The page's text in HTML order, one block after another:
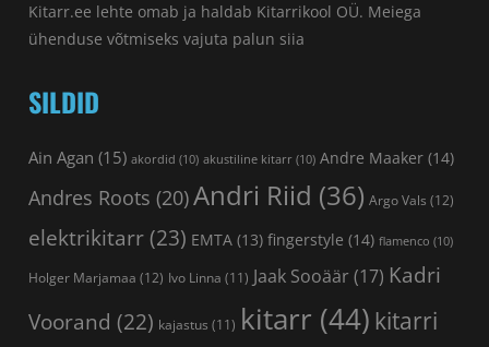
Kitarr.ee lehte omab ja haldab Kitarrikool OÜ. Meiega
ühenduse võtmiseks vajuta palun siia
SILDID
Ain Agan (15) akordid (10) akustiline kitarr (10) Andre Maaker (14)
Andres Roots (20)Andri Riid (36) Argo Vals (12)
elektrikitarr(23) EMTA (13) fingerstyle (14) flamenco (10)
Holger Marjamaa (12) Ivo Linna (11) Jaak Sooäär(17) Kadri
Voorand (22) kajastus (11) kitarr (44) kitarri